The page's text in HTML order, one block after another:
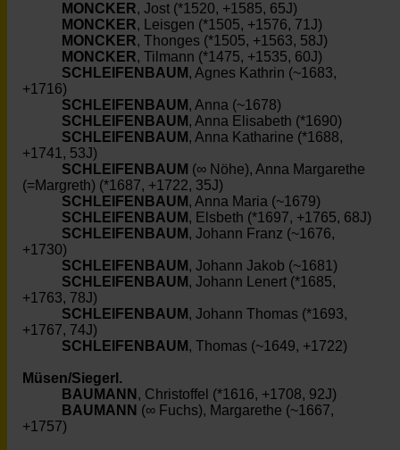
MONCKER, Jost (*1520, +1585, 65J)
MONCKER, Leisgen (*1505, +1576, 71J)
MONCKER, Thonges (*1505, +1563, 58J)
MONCKER, Tilmann (*1475, +1535, 60J)
SCHLEIFENBAUM , Agnes Kathrin (~1683,
+1716)
SCHLEIFENBAUM , Anna (~1678)
SCHLEIFENBAUM , Anna Elisabeth (*1690)
SCHLEIFENBAUM , Anna Katharine (*1688,
+1741, 53J)
SCHLEIFENBAUM (∞ Nöhe), Anna Margarethe
(=Margreth) (*1687, +1722, 35J)
SCHLEIFENBAUM , Anna Maria (~1679)
SCHLEIFENBAUM , Elsbeth (*1697, +1765, 68J)
SCHLEIFENBAUM , Johann Franz (~1676,
+1730)
SCHLEIFENBAUM , Johann Jakob (~1681)
SCHLEIFENBAUM , Johann Lenert (*1685,
+1763, 78J)
SCHLEIFENBAUM , Johann Thomas (*1693,
+1767, 74J)
SCHLEIFENBAUM , Thomas (~1649, +1722)
Müsen/Siegerl.
BAUMANN , Christoffel (*1616, +1708, 92J)
BAUMANN (∞ Fuchs), Margarethe (~1667,
+1757)